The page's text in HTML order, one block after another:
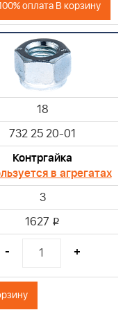
оплата В корзину
18
732 25 20-01
Контргайка
в агрегатах
3
1627 i
- +